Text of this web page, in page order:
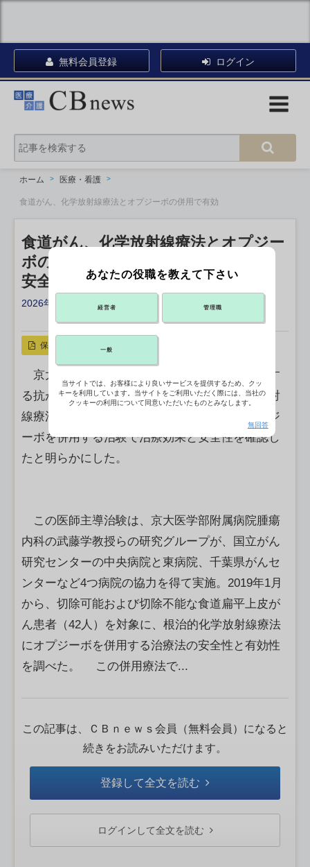
無料会員登録 ログイン
ホーム 医療・看護
食道がん、化学放射線療法とオプジーボの併用で有効
食道がん、化学放射線療法とオプジー
ボの併用で有効
安全性も確認 京大病院など
2026年01月20日 15:00
保存
京大医学部附属病院は、食道がんの患者に対す
る抗がん剤と放射線治療を組み合わせた化学放射
線療法に、免疫チェックポイント阻害薬のオプジ
ーボを併用する治験で治療効果と安全性を確認し
たと明らかにした。
この医師主導治験は、京大医学部附属病院腫瘍
内科の武藤学教授らの研究グループが、国立がん
研究センターの中央病院と東病院、千葉県がんセ
ンターなど4つ病院の協力を得て実施。2019年1月
から、切除可能および切除不能な食道扁平上皮が
ん患者（42人）を対象に、根治的化学放射線療法
にオプジーボを併用する治療法の安全性と有効性
を調べた。 この併用療法で...
この記事は、ＣＢｎｅｗｓ会員（無料会員）になると
続きをお読みいただけます。
登録して全文を読む
ログインして全文を読む
あなたの役職を教えて下さい
経営者 管理職
一般
当サイトでは、お客様により良いサービスを提供するため、クッ
キーを利用しています。当サイトをご利用いただく際には、当社の
クッキーの利用について同意いただいたものとみなします。
無回答